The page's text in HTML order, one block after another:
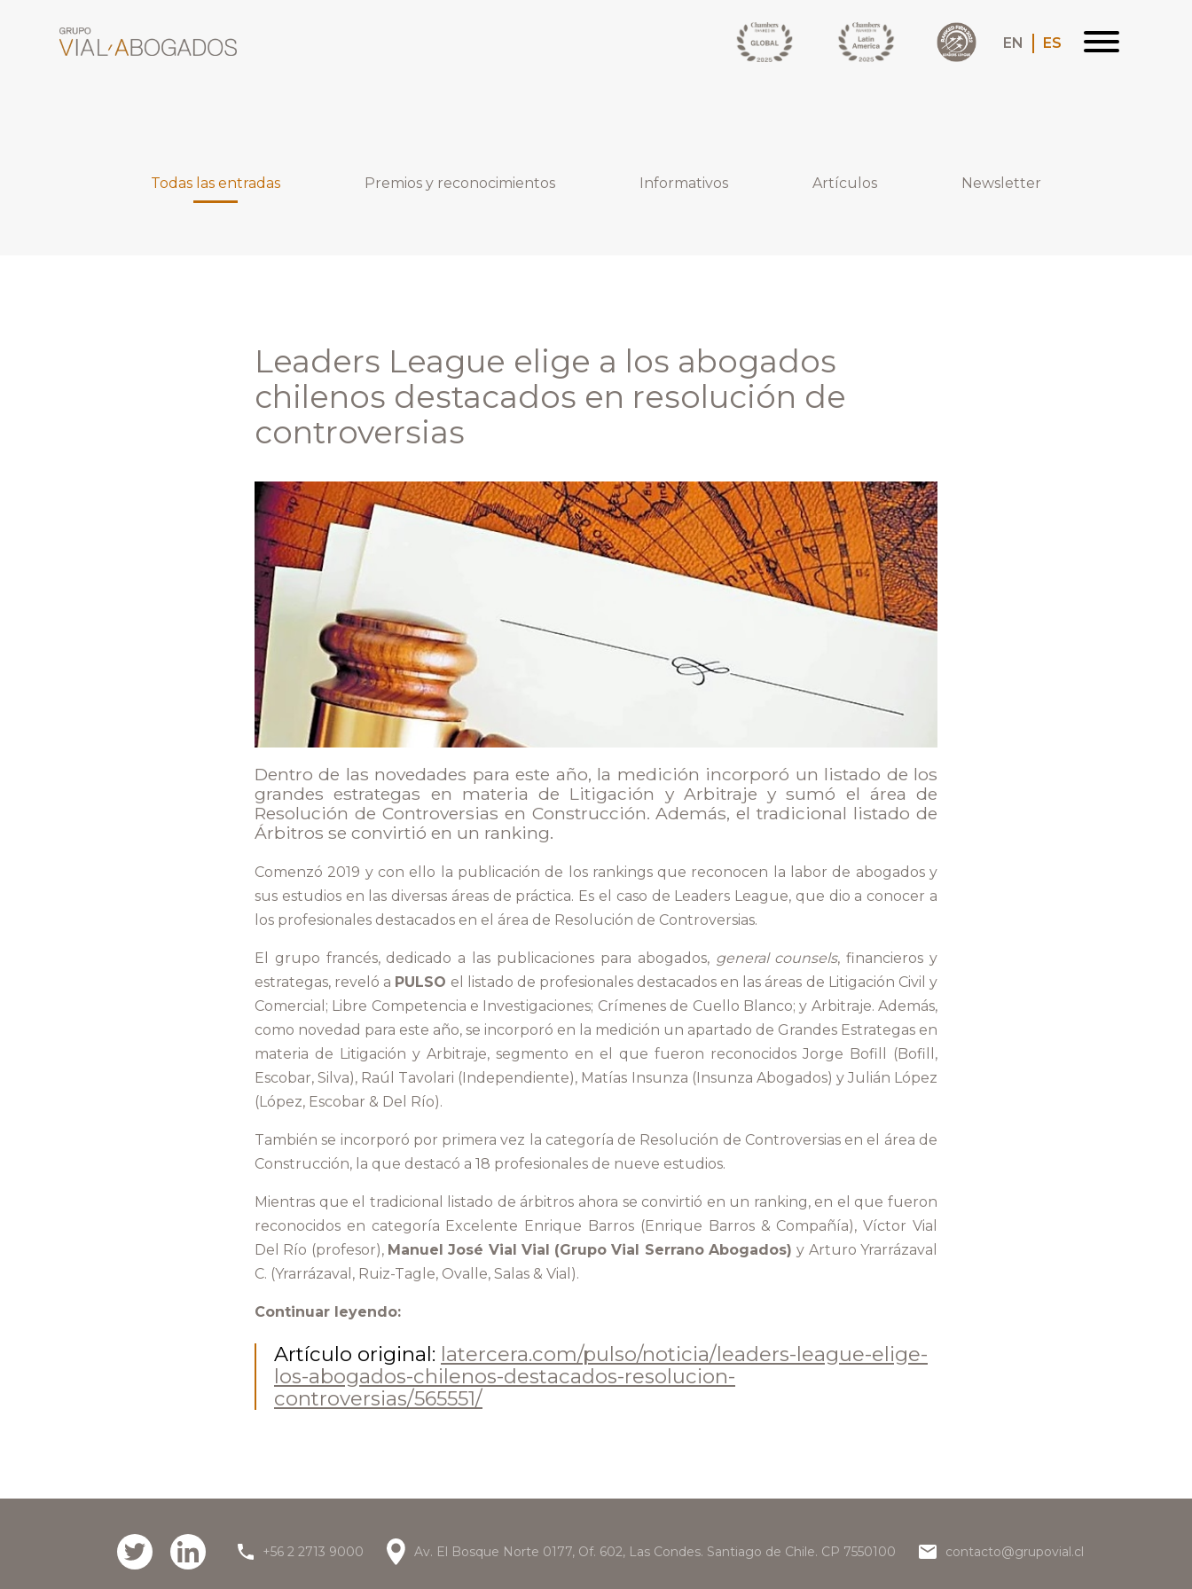
EN ES
Todas las entradas Premios y reconocimientos Informativos Artículos Newsletter
Leaders League elige a los abogados
chilenos destacados en resolución de
controversias
Dentro de las novedades para este año, la medición incorporó un listado de los
grandes estrategas en materia de Litigación y Arbitraje y sumó el área de
Resolución de Controversias en Construcción. Además, el tradicional listado de
Árbitros se convirtió en un ranking.
Comenzó 2019 y con ello la publicación de los rankings que reconocen la labor de abogados y
sus estudios en las diversas áreas de práctica. Es el caso de Leaders League, que dio a conocer a
los profesionales destacados en el área de Resolución de Controversias.
El grupo francés, dedicado a las publicaciones para abogados, general counsels, financieros y
estrategas, reveló a PULSO el listado de profesionales destacados en las áreas de Litigación Civil y
Comercial; Libre Competencia e Investigaciones; Crímenes de Cuello Blanco; y Arbitraje. Además,
como novedad para este año, se incorporó en la medición un apartado de Grandes Estrategas en
materia de Litigación y Arbitraje, segmento en el que fueron reconocidos Jorge Bofill (Bofill,
Escobar, Silva), Raúl Tavolari (Independiente), Matías Insunza (Insunza Abogados) y Julián López
(López, Escobar & Del Río).
También se incorporó por primera vez la categoría de Resolución de Controversias en el área de
Construcción, la que destacó a 18 profesionales de nueve estudios.
Mientras que el tradicional listado de árbitros ahora se convirtió en un ranking, en el que fueron
reconocidos en categoría Excelente Enrique Barros (Enrique Barros & Compañía), Víctor Vial
Del Río (profesor), Manuel José Vial Vial (Grupo Vial Serrano Abogados)y Arturo Yrarrázaval
C. (Yrarrázaval, Ruiz-Tagle, Ovalle, Salas & Vial).
Continuar leyendo:
Artículo original: latercera.com/pulso/noticia/leaders-league-elige-
los-abogados-chilenos-destacados-resolucion-
controversias/565551/
+56 2 2713 9000 Av. El Bosque Norte 0177, Of. 602, Las Condes. Santiago de Chile. CP 7550100 contacto@grupovial.cl